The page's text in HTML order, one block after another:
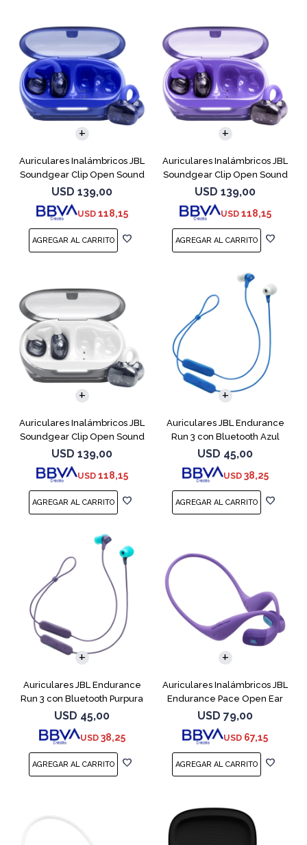
Auriculares Inalámbricos JBL
Soundgear Clip Open Sound
Azul
USD 139,00
USD 118,15
Auriculares Inalámbricos JBL
Soundgear Clip Open Sound
Purpl
USD 139,00
USD 118,15
Auriculares Inalámbricos JBL
Soundgear Clip Open Sound
Blanc
USD 139,00
USD 118,15
Auriculares JBL Endurance
Run 3 con Bluetooth Azul
USD 45,00
USD 38,25
Auriculares JBL Endurance
Run 3 con Bluetooth Purpura
USD 45,00
USD 38,25
Auriculares Inalámbricos JBL
Endurance Pace Open Ear
Purpura
USD 79,00
USD 67,15